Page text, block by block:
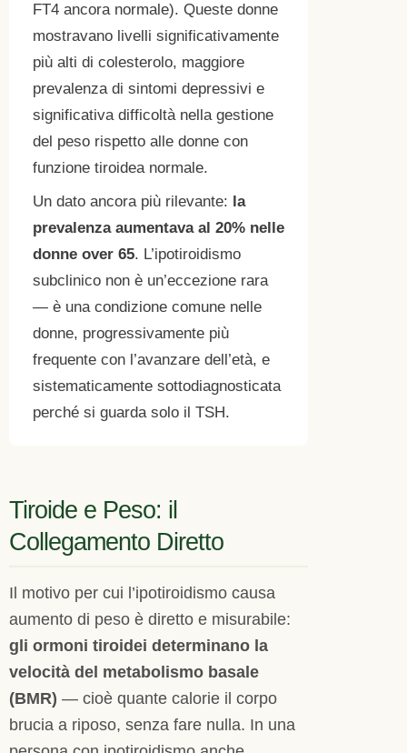
FT4 ancora normale). Queste donne
mostravano livelli significativamente
più alti di colesterolo, maggiore
prevalenza di sintomi depressivi e
significativa difficoltà nella gestione
del peso rispetto alle donne con
funzione tiroidea normale.
Un dato ancora più rilevante: la
prevalenza aumentava al 20% nelle
donne over 65. L’ipotiroidismo
subclinico non è un’eccezione rara
— è una condizione comune nelle
donne, progressivamente più
frequente con l’avanzare dell’età, e
sistematicamente sottodiagnosticata
perché si guarda solo il TSH.
Tiroide e Peso: il
Collegamento Diretto
Il motivo per cui l’ipotiroidismo causa
aumento di peso è diretto e misurabile:
gli ormoni tiroidei determinano la
velocità del metabolismo basale
(BMR) — cioè quante calorie il corpo
brucia a riposo, senza fare nulla. In una